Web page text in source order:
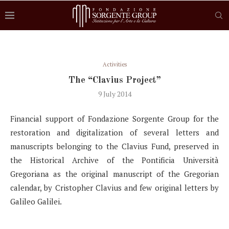
Activities
The “Clavius Project”
9 July 2014
Financial support of Fondazione Sorgente Group for the
restoration and digitalization of several letters and
manuscripts belonging to the Clavius Fund, preserved in
the Historical Archive of the Pontificia Università
Gregoriana as the original manuscript of the Gregorian
calendar, by Cristopher Clavius and few original letters by
Galileo Galilei.